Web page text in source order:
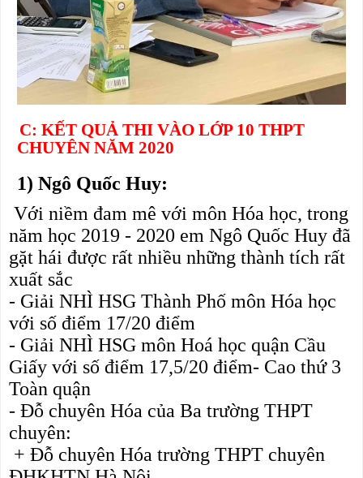
C: KẾT QUẢ THI VÀO LỚP 10 THPT
CHUYÊN NĂM 2020
1) Ngô Quốc Huy:
năm học 2019 - 2020 em Ngô Quốc Huy đã
gặt hái được rất nhiều những thành tích rất
xuất sắc
- Giải NHÌ HSG Thành Phố môn Hóa học
với số điểm 17/20 điểm
- Giải NHÌ HSG môn Hoá học quận Cầu
Giấy với số điểm 17,5/20 điểm- Cao thứ 3
Toàn quận
- Đỗ chuyên Hóa của Ba trường THPT
chuyên: